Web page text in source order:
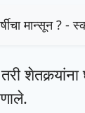
मान्सून ? -
शेतकर्‍यांना